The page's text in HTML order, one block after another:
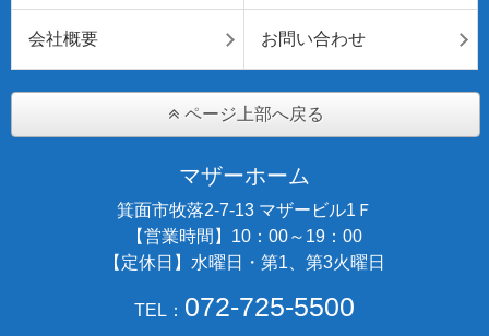
会社概要 お問い合わせ
ページ上部へ戻る
マザーホーム
箕面市牧落2-7-13 マザービル1Ｆ
【営業時間】10：00～19：00
【定休日】水曜日・第1、第3火曜日
TEL： 072-725-5500